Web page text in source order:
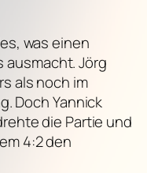
was einen
Jörg
als noch im
Doch Yannick
die Partie und
4:2 den